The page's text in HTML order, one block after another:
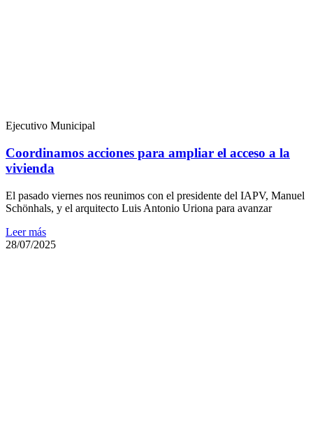
Ejecutivo Municipal
Coordinamos acciones para ampliar el acceso a la
vivienda
El pasado viernes nos reunimos con el presidente del IAPV, Manuel
Schönhals, y el arquitecto Luis Antonio Uriona para avanzar
Leer más
28/07/2025